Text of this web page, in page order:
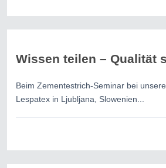
Wissen teilen – Qualität
Beim Zementestrich-Seminar bei
Lespatex in Ljubljana, Slowenien...